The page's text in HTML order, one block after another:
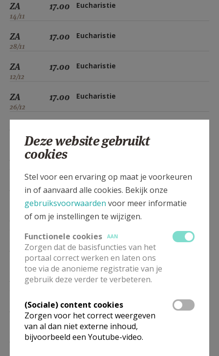
ZA
14/11
17.00 Eucharistie
ZA
28/11
17.00 Eucharistie
ZA
12/12
17.00 Eucharistie
ZA
26/12
17.00 Eucharistie
09/01
17.00
17.00 Eucharistie
17.00 Eucharistie
06/03
17.00 Eucharistie
17.00 Eucharistie
03/04
17.00 Eucharistie
17.00 Eucharistie
Deze website gebruikt
cookies
Stel voor een ervaring op maat je voorkeuren
in of aanvaard alle cookies. Bekijk onze
gebruiksvoorwaarden voor meer informatie
of om je instellingen te wijzigen.
Functionele cookies
AAN
Zorgen dat de basisfuncties van het
portaal correct werken en laten ons
toe via de anonieme registratie van je
gebruik deze verder te verbeteren.
(Sociale) content cookies
Zorgen voor het correct weergeven
van al dan niet externe inhoud,
bijvoorbeeld een Youtube-video.